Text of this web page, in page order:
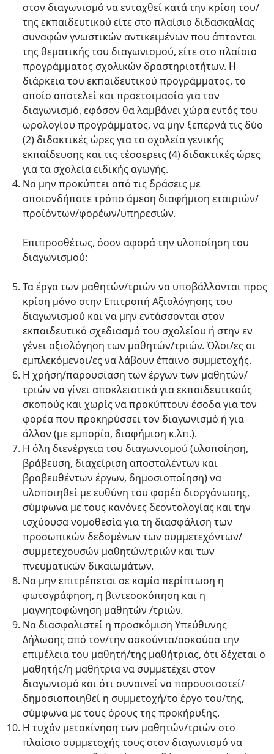
στον διαγωνισμό να ενταχθεί κατά την κρίση του/
της εκπαιδευτικού είτε στο πλαίσιο διδασκαλίας
συναφών γνωστικών αντικειμένων που άπτονται
της θεματικής του διαγωνισμού, είτε στο πλαίσιο
προγράμματος σχολικών δραστηριοτήτων. Η
διάρκεια του εκπαιδευτικού προγράμματος, το
οποίο αποτελεί και προετοιμασία για τον
διαγωνισμό, εφόσον θα λαμβάνει χώρα εντός του
ωρολογίου προγράμματος, να μην ξεπερνά τις δύο
(2) διδακτικές ώρες για τα σχολεία γενικής
εκπαίδευσης και τις τέσσερεις (4) διδακτικές ώρες
για τα σχολεία ειδικής αγωγής.
Να μην προκύπτει από τις δράσεις με
οποιονδήποτε τρόπο άμεση διαφήμιση εταιριών/
προϊόντων/φορέων/υπηρεσιών.
Επιπροσθέτως, όσον αφορά την υλοποίηση του
διαγωνισμού:
Τα έργα των μαθητών/τριών να υποβάλλονται προς
κρίση μόνο στην Επιτροπή Αξιολόγησης του
διαγωνισμού και να μην εντάσσονται στον
εκπαιδευτικό σχεδιασμό του σχολείου ή στην εν
γένει αξιολόγηση των μαθητών/τριών. Όλοι/ες οι
εμπλεκόμενοι/ες να λάβουν έπαινο συμμετοχής.
Η χρήση/παρουσίαση των έργων των μαθητών/
τριών να γίνει αποκλειστικά για εκπαιδευτικούς
σκοπούς και χωρίς να προκύπτουν έσοδα για τον
φορέα που προκηρύσσει τον διαγωνισμό ή για
άλλον (με εμπορία, διαφήμιση κ.λπ.).
Η όλη διενέργεια του διαγωνισμού (υλοποίηση,
βράβευση, διαχείριση αποσταλέντων και
βραβευθέντων έργων, δημοσιοποίηση) να
υλοποιηθεί με ευθύνη του φορέα διοργάνωσης,
σύμφωνα με τους κανόνες δεοντολογίας και την
ισχύουσα νομοθεσία για τη διασφάλιση των
προσωπικών δεδομένων των συμμετεχόντων/
συμμετεχουσών μαθητών/τριών και των
πνευματικών δικαιωμάτων.
Να μην επιτρέπεται σε καμία περίπτωση η
φωτογράφηση, η βιντεοσκόπηση και η
μαγνητοφώνηση μαθητών /τριών.
Να διασφαλιστεί η προσκόμιση Υπεύθυνης
Δήλωσης από τον/την ασκούντα/ασκούσα την
επιμέλεια του μαθητή/της μαθήτριας, ότι δέχεται ο
μαθητής/η μαθήτρια να συμμετέχει στον
διαγωνισμό και ότι συναινεί να παρουσιαστεί/
δημοσιοποιηθεί η συμμετοχή/το έργο του/της,
σύμφωνα με τους όρους της προκήρυξης.
Η τυχόν μετακίνηση των μαθητών/τριών στο
πλαίσιο συμμετοχής τους στον διαγωνισμό να